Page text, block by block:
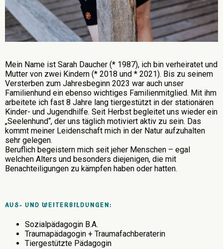
Mein Name ist Sarah Daucher (* 1987), ich bin verheiratet und
Mutter von zwei Kindern (* 2018 und * 2021). Bis zu seinem
Versterben zum Jahresbeginn 2023 war auch unser
Familienhund ein ebenso wichtiges Familienmitglied. Mit ihm
arbeitete ich fast 8 Jahre lang tiergestützt in der stationären
Kinder- und Jugendhilfe. Seit Herbst begleitet uns wieder ein
„Seelenhund“, der uns täglich motiviert aktiv zu sein. Das
kommt meiner Leidenschaft mich in der Natur aufzuhalten
sehr gelegen.
Beruflich begeistern mich seit jeher Menschen – egal
welchen Alters und besonders diejenigen, die mit
Benachteiligungen zu kämpfen haben oder hatten.
AUS- UND WEITERBILDUNGEN:
Sozialpädagogin B.A.
Traumapädagogin + Traumafachberaterin
Tiergestützte Pädagogin